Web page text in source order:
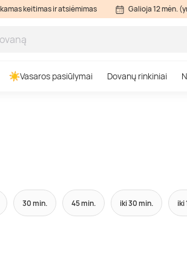
keitimas ir atsiėmimas Galioja 12 mėn.
Vasaros pasiūlymai Dovanų rinkiniai
30 min. 45 min. iki 30 min. iki